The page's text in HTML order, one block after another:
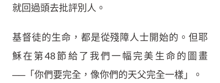
就回過頭去批評別人。
基督徒的生命，都是從殘障人士開始的。但耶
穌在第48節給了我們一幅完美生命的圖畫
──「你們要完全，像你們的天父完全一樣」。